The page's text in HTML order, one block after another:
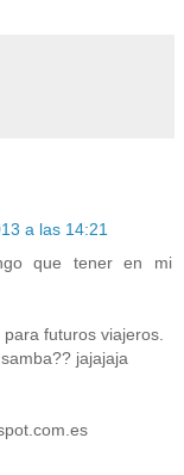
a las 14:21
que tener en mi
futuros viajeros.
jajajaja